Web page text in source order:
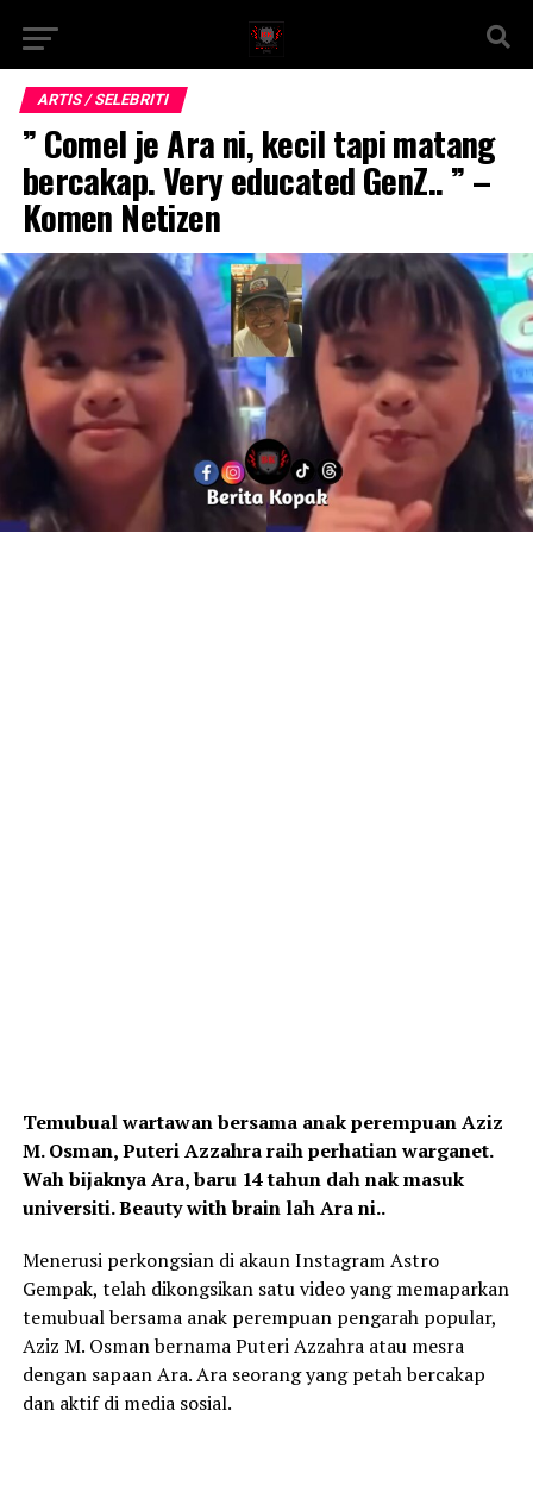
ARTIS / SELEBRITI
” Comel je Ara ni, kecil tapi matang
bercakap. Very educated GenZ.. ” –
Komen Netizen
Temubual wartawan bersama anak perempuan Aziz
M. Osman, Puteri Azzahra raih perhatian warganet.
Wah bijaknya Ara, baru 14 tahun dah nak masuk
universiti. Beauty with brain lah Ara ni..
Menerusi perkongsian di akaun Instagram Astro
Gempak, telah dikongsikan satu video yang memaparkan
temubual bersama anak perempuan pengarah popular,
Aziz M. Osman bernama Puteri Azzahra atau mesra
dengan sapaan Ara. Ara seorang yang petah bercakap
dan aktif di media sosial.